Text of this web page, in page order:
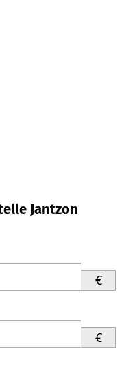
Jantzon
€
€